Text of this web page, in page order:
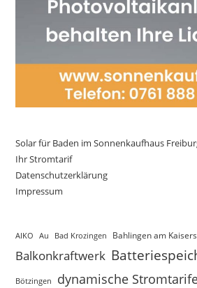
Solar für Baden im Sonnenkaufhaus
Ihr Stromtarif
Datenschutzerklärung
Impressum
AIKO Au Bad Krozingen Bahlingen am
Balkonkraftwerk
Bötzingen dynamische